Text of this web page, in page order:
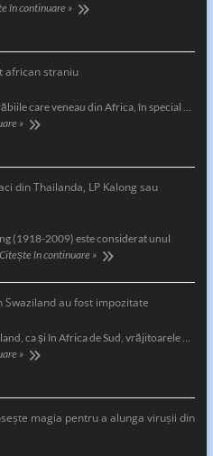
în continuare »
african straniu
care veneau din Africa, în special …
»
din Thailanda, LP Kalong sau
(1918-2009) este considerat unul
Citește în continuare »
Swaziland au fost impozitate
ca și în Africa de Sud, vrăjitoarele …
»
magia pentru a alunga viruşii din